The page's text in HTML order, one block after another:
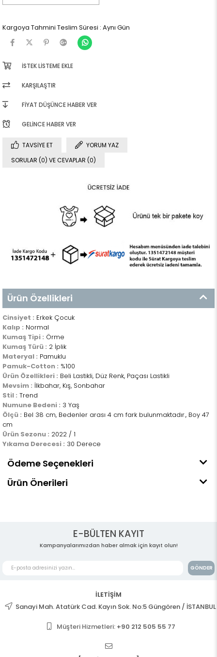
Kargoya Tahmini Teslim Süresi : Aynı Gün
İSTEK LISTEME EKLE
KARŞILAŞTIR
FIYAT DÜŞÜNCE HABER VER
GELINCE HABER VER
TAVSIYE ET
YORUM YAZ
SORULAR (0) VE CEVAPLAR (0)
Ürün Özellikleri
Cinsiyet : Erkek Çocuk
Kalıp : Normal
Kumaş Tipi : Örme
Kumaş Türü : 2 İplik
Materyal : Pamuklu
Pamuk-Cotton : %100
Ürün Özellikleri : Beli Lastikli, Düz Renk, Paçası Lastikli
Mevsim : İlkbahar, Kış, Sonbahar
Stil : Trend
Numune Bedeni : 3 Yaş
Ölçü : Bel 38 cm, Bedenler arası 4 cm fark bulunmaktadır., Boy 47
cm
Ürün Sezonu : 2022 / 1
Yıkama Derecesi : 30 Derece
Ödeme Seçenekleri
Ürün Önerileri
E-BÜLTEN KAYIT
Kampanyalarımızdan haber almak için kayıt olun!
GÖNDER
İLETİŞİM
Sanayi Mah. Atatürk Cad. Kayın Sok. No:5 Güngören / İSTANBUL
Müşteri Hizmetleri: +90 212 505 55 77